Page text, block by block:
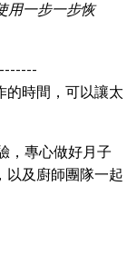
用一步一步恢
的時間，可以讓太
，專心做好月子
以及廚師團隊一起